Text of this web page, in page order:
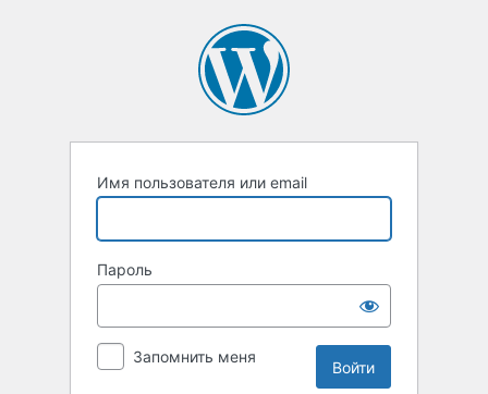
Имя пользователя или email
Пароль
Запомнить меня